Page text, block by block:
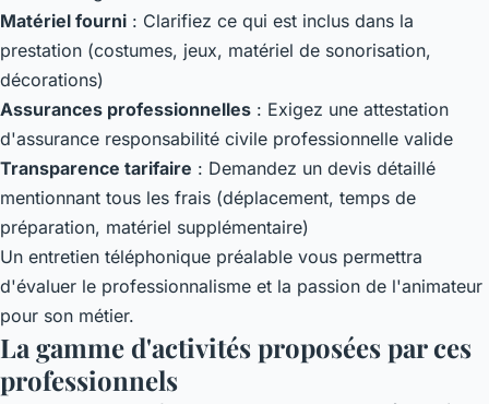
Matériel fourni : Clarifiez ce qui est inclus dans la
prestation (costumes, jeux, matériel de sonorisation,
décorations)
Assurances professionnelles : Exigez une attestation
d'assurance responsabilité civile professionnelle valide
Transparence tarifaire : Demandez un devis détaillé
mentionnant tous les frais (déplacement, temps de
préparation, matériel supplémentaire)
Un entretien téléphonique préalable vous permettra
d'évaluer le professionnalisme et la passion de l'animateur
pour son métier.
La gamme d'activités proposées par ces
professionnels